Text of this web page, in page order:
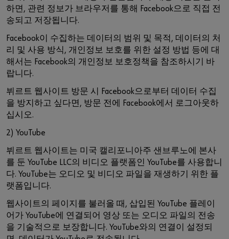
하면, 관련 정보가 브라우저를 통해 Facebook으로 직접 전
송되고 저장됩니다.
Facebook이 수집하는 데이터의 범위 및 목적, 데이터의 처
리 및 사용 방식, 개인정보 보호를 위한 설정 방법 등에 대
해서는 Facebook의 개인정보 보호정책을 참조하시기 바
랍니다.
뷔르트 웹사이트 방문 시 Facebook으로부터 데이터 수집
을 방지하고 싶다면, 방문 전에 Facebook에서 로그아웃하
십시오.
2) YouTube
뷔르트 웹사이트는 미국 캘리포니아주 샌브루노에 본사
를 둔 YouTube LLC의 비디오 플랫폼인 YouTube를 사용합니
다. YouTube는 오디오 및 비디오 파일을 재생하기 위한 플
랫폼입니다.
웹사이트의 페이지를 불러올 때, 삽입된 YouTube 플레이
어가 YouTube에 연결되어 영상 또는 오디오 파일의 전송
을 기술적으로 보장합니다. YouTube와의 연결이 설정되